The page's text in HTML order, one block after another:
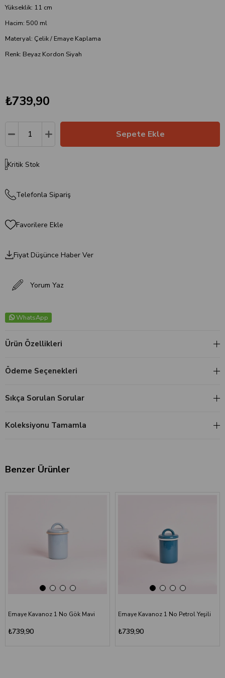
Yükseklik: 11 cm
Hacim: 500 ml
Materyal: Çelik / Emaye Kaplama
Renk: Beyaz Kordon Siyah
₺739,90
Kritik Stok
Telefonla Sipariş
Favorilere Ekle
Fiyat Düşünce Haber Ver
Yorum Yaz
WhatsApp
Ürün Özellikleri
Ödeme Seçenekleri
Sıkça Sorulan Sorular
Koleksiyonu Tamamla
Benzer Ürünler
Emaye Kavanoz 1 No Gök Mavi
₺739,90
Emaye Kavanoz 1 No Petrol Yeşili
₺739,90